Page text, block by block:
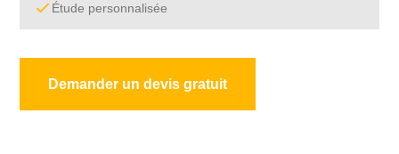
Étude personnalisée
Demander un devis gratuit